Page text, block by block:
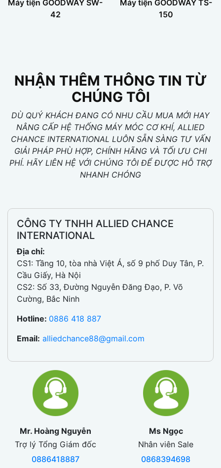
Máy tiện GOODWAY SW-
42
Máy tiện GOODWAY TS-
150
NHẬN THÊM THÔNG TIN TỪ
CHÚNG TÔI
DÙ QUÝ KHÁCH ĐANG CÓ NHU CẦU MUA MỚI HAY
NÂNG CẤP HỆ THỐNG MÁY MÓC CƠ KHÍ, ALLIED
CHANCE INTERNATIONAL LUÔN SẴN SÀNG TƯ VẤN
GIẢI PHÁP PHÙ HỢP, CHÍNH HÃNG VÀ TỐI ƯU CHI
PHÍ. HÃY LIÊN HỆ VỚI CHÚNG TÔI ĐỂ ĐƯỢC HỖ TRỢ
NHANH CHÓNG
CÔNG TY TNHH ALLIED CHANCE
INTERNATIONAL
Địa chỉ:
CS1: Tầng 10, tòa nhà Việt Á, số 9 phố Duy Tân, P.
Cầu Giấy, Hà Nội
CS2: Số 33, Đường Nguyễn Đăng Đạo, P. Võ
Cường, Bắc Ninh
Hotline: 0886 418 887
Email: alliedchance88@gmail.com
Mr. Hoàng Nguyễn
Trợ lý Tổng Giám đốc
0886418887
Ms Ngọc
Nhân viên Sale
0868394698